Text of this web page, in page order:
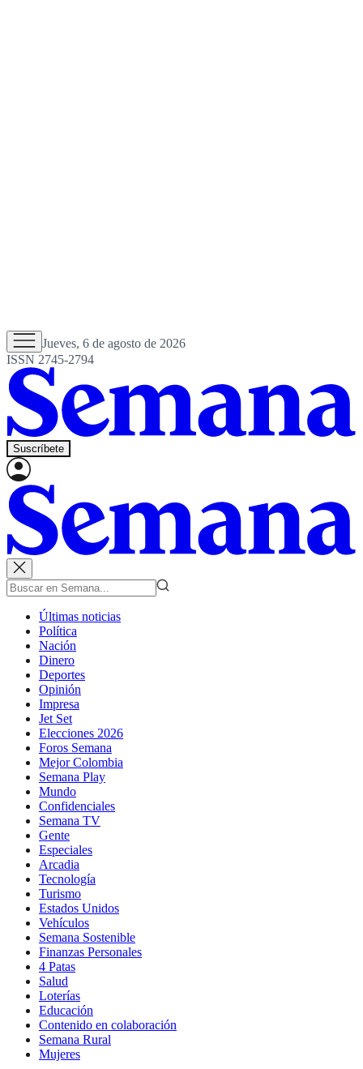
Jueves, 6 de agosto de 2026
ISSN 2745-2794
Suscríbete
Últimas noticias
Política
Nación
Dinero
Deportes
Opinión
Impresa
Jet Set
Elecciones 2026
Foros Semana
Mejor Colombia
Semana Play
Mundo
Confidenciales
Semana TV
Gente
Especiales
Arcadia
Tecnología
Turismo
Estados Unidos
Vehículos
Semana Sostenible
Finanzas Personales
4 Patas
Salud
Loterías
Educación
Contenido en colaboración
Semana Rural
Mujeres